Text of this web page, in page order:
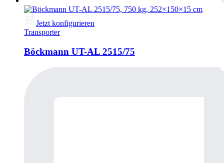
Jetzt konfigurieren
Transporter
Böckmann UT-AL 2515/75